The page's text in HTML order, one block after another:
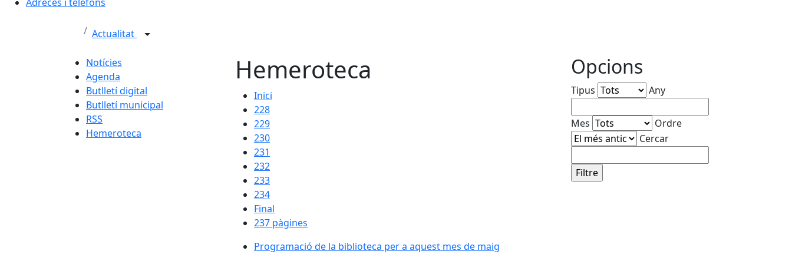
Actualitat
Notícies
Agenda
Butlletí digital
Butlletí municipal
RSS
Hemeroteca
Hemeroteca
Inici
228
229
230
231
232
233
234
Final
237 pàgines
Programació de la biblioteca per a aquest mes de maig
Programació de la biblioteca per a aquest mes de maig
Opcions
Tipus Any
Mes
Ordre
Cercar